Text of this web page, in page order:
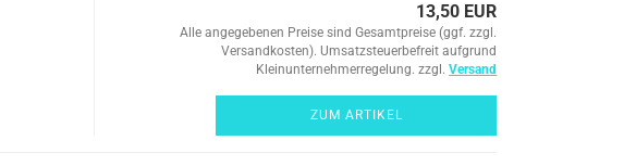
13,50 EUR
Alle angegebenen Preise sind Gesamtpreise (ggf. zzgl.
Versandkosten). Umsatzsteuerbefreit aufgrund
Kleinunternehmerregelung. zzgl. Versand
ZUM ARTIKEL